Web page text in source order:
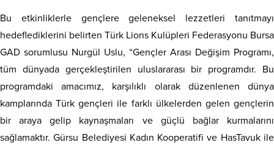
Bu etkinliklerle gençlere geleneksel lezzetleri tanıtmayı
hedeflediklerini belirten Türk Lions Kulüpleri Federasyonu Bursa
GAD sorumlusu Nurgül Uslu, “Gençler Arası Değişim Programı,
tüm dünyada gerçekleştirilen uluslararası bir programdır. Bu
programdaki amacımız, karşılıklı olarak düzenlenen dünya
kamplarında Türk gençleri ile farklı ülkelerden gelen gençlerin
bir araya gelip kaynaşmaları ve güçlü bağlar kurmalarını
sağlamaktır. Gürsu Belediyesi Kadın Kooperatifi ve HasTavuk ile